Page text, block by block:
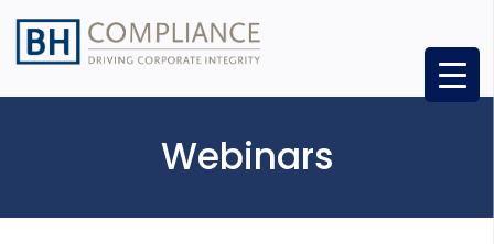
Webinars